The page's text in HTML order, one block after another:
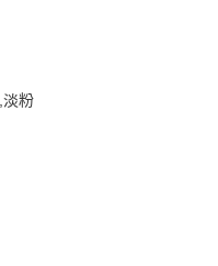
淡粉